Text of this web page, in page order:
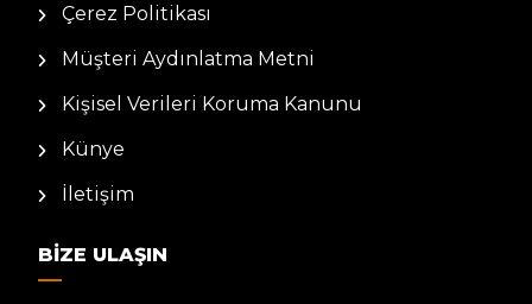
Çerez Politikası
Müşteri Aydınlatma Metni
Kişisel Verileri Koruma Kanunu
Künye
İletişim
BIZE ULAŞIN